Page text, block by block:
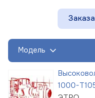
Модель
1000-